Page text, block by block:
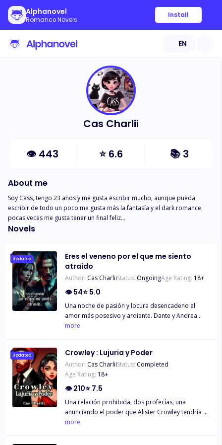
Alphanovel
Romance Novels
Install
EN
Cas Charlii
👁 443 ⭐6.6 📚 3
About me
Soy Cass, tengo 23 años y me gusta escribir mucho, aunque pueda
escribir de todo un poco me gusta más la fantasía y el dark romance,
pocas veces me gusta tener un final feliz...
Novels
Updated
Eres el veneno por el que me siento
atraido
Author: Cas CharliiStatus: OngoingAge Rating: 18+
👁54⭐ 5.0
Una noche de pasión y locura desencadeno el
amor más posesivo y ardiente. Dante y Andrea
entraran en juegos del destino que trataran de
embargo, su amor solo se hará cada vez más y
más fuerte, pero tendrán que enfrentarse a ellos
mismos para poder estar juntos al final...
more
Updated Crowley : Lujuria y Poder
Author: Cas CharliiStatus: Completed
Age Rating: 18+
👁210⭐ 7.5
Una relación prohibida, dos profecías, una
anunciando el poder que Alister Crowley tendría y
la otra diciendo cómo Elahe Kasebi sería quien
more